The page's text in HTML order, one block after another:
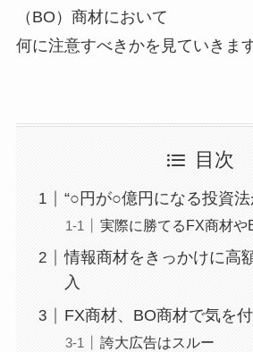
（BO）商材において
何に注意すべきかを見ていきます
目次
“○円が○億円になる投資
実際に勝てるFX商材や
情報商材をきっかけに高
入
FX商材、BO商材で気を
誇大広告はスルー